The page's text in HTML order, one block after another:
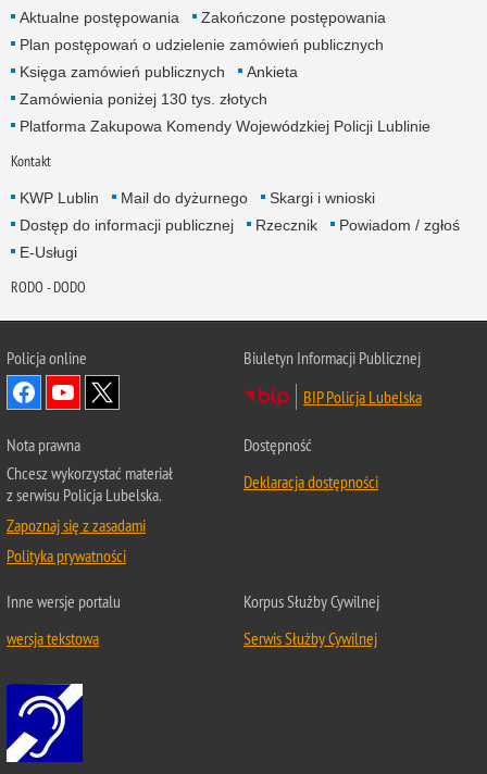
Aktualne postępowania
Zakończone postępowania
Plan postępowań o udzielenie zamówień publicznych
Księga zamówień publicznych
Ankieta
Zamówienia poniżej 130 tys. złotych
Platforma Zakupowa Komendy Wojewódzkiej Policji Lublinie
Kontakt
KWP Lublin Mail do dyżurnego
Skargi i wnioski
Dostęp do informacji publicznej
Rzecznik
Powiadom / zgłoś
E-Usługi
RODO - DODO
Policja online
Biuletyn Informacji Publicznej
BIP Policja Lubelska
Nota prawna
Chcesz wykorzystać materiał
z serwisu Policja Lubelska.
Zapoznaj się z zasadami
Polityka prywatności
Dostępność
Deklaracja dostępności
Inne wersje portalu
wersja tekstowa
Korpus Służby Cywilnej
Serwis Służby Cywilnej